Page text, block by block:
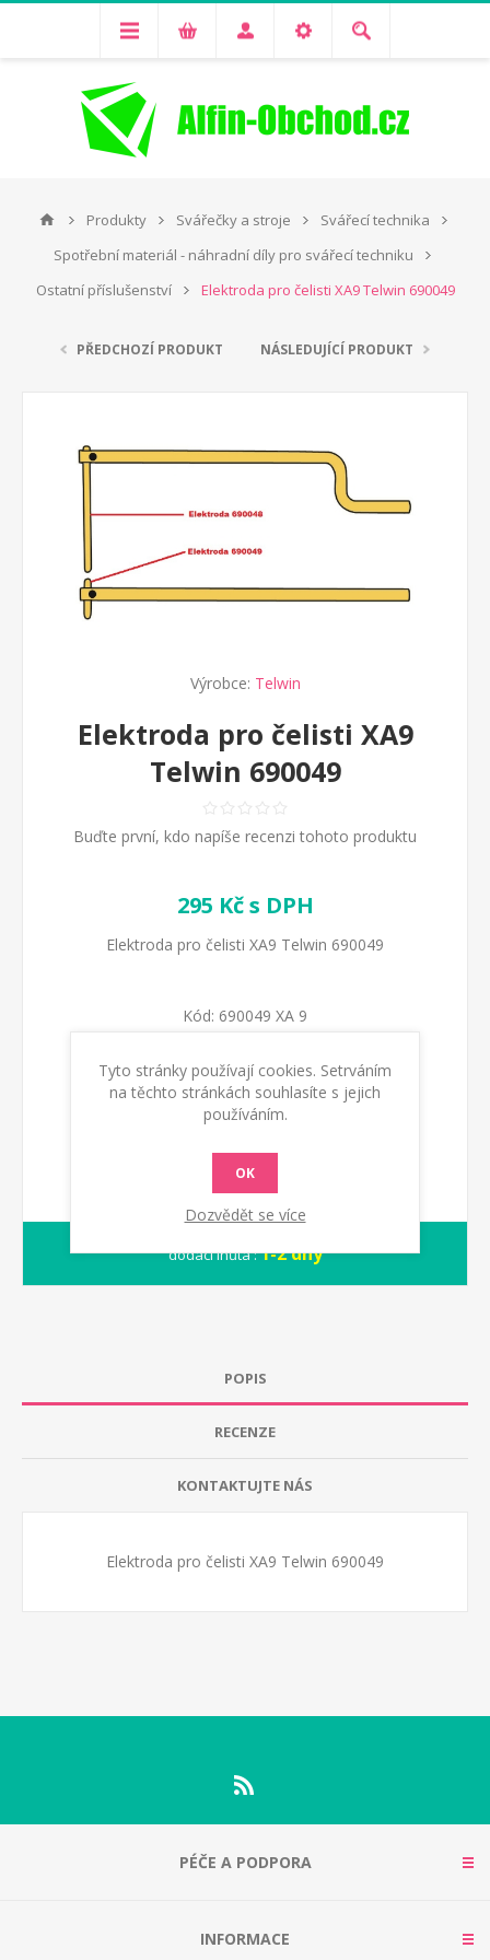
Produkty Svářečky a stroje
Svářecí technika
Spotřební materiál - náhradní díly pro svářecí techniku
Ostatní příslušenství
Elektroda pro čelisti XA9 Telwin 690049
PŘEDCHOZÍ PRODUKT NÁSLEDUJÍCÍ PRODUKT
Výrobce: Telwin
Elektroda pro čelisti XA9
Telwin 690049
Buďte první, kdo napíše recenzi tohoto produktu
295 Kč s DPH
Elektroda pro čelisti XA9 Telwin 690049
Kód: 690049 XA 9
KOUPIT
dodací lhůta :1-2 dny
POPIS
RECENZE
KONTAKTUJTE NÁS
Elektroda pro čelisti XA9 Telwin 690049
PÉČE A PODPORA
INFORMACE
Tyto stránky používají cookies. Setrváním
na těchto stránkách souhlasíte s jejich
používáním.
OK
Dozvědět se více